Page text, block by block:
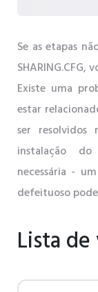
Se as etapas
Existe uma
estar
ser
instalação
necessária -
defeituoso
Lista